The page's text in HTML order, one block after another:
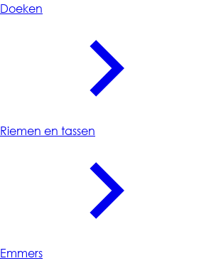
Doeken
Riemen en tassen
Emmers